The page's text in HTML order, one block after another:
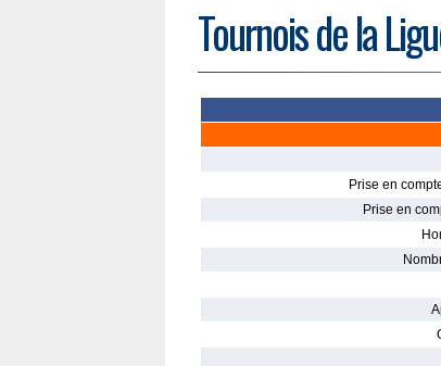
Tournois de la
Prise en
Prise en